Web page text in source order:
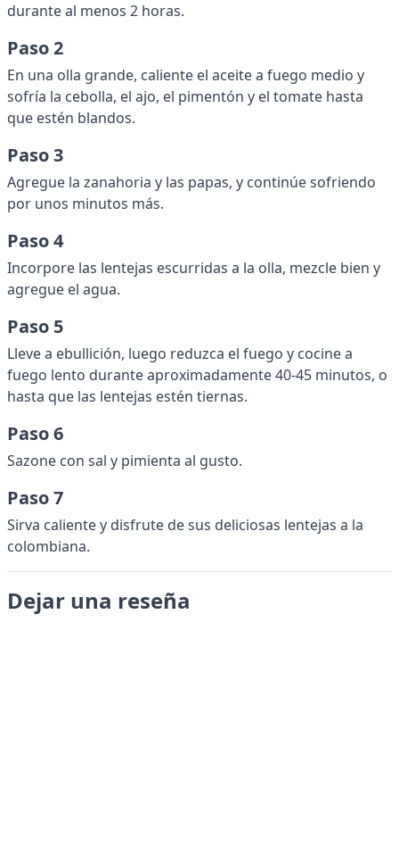
durante al menos 2 horas.
Paso 2
En una olla grande, caliente el aceite a fuego medio y
sofría la cebolla, el ajo, el pimentón y el tomate hasta
que estén blandos.
Paso 3
Agregue la zanahoria y las papas, y continúe sofriendo
por unos minutos más.
Paso 4
Incorpore las lentejas escurridas a la olla, mezcle bien y
agregue el agua.
Paso 5
Lleve a ebullición, luego reduzca el fuego y cocine a
fuego lento durante aproximadamente 40-45 minutos, o
hasta que las lentejas estén tiernas.
Paso 6
Sazone con sal y pimienta al gusto.
Paso 7
Sirva caliente y disfrute de sus deliciosas lentejas a la
colombiana.
Dejar una reseña